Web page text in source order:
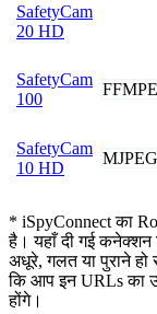
SafetyCam
20 HD
SafetyCam
100
SafetyCam
10 HD
MJPEG
* iSpyConnect का
है। यहाँ दी गई कनेक्शन
अधूरे, गलत या पुराने हो
कि आप इन URLs का
होंगे।